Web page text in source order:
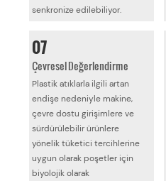
senkronize edilebiliyor.
07
Çevresel Değerlendirme
Plastik atıklarla ilgili artan
endişe nedeniyle makine,
çevre dostu girişimlere ve
sürdürülebilir ürünlere
yönelik tüketici tercihlerine
uygun olarak poşetler için
biyolojik olarak